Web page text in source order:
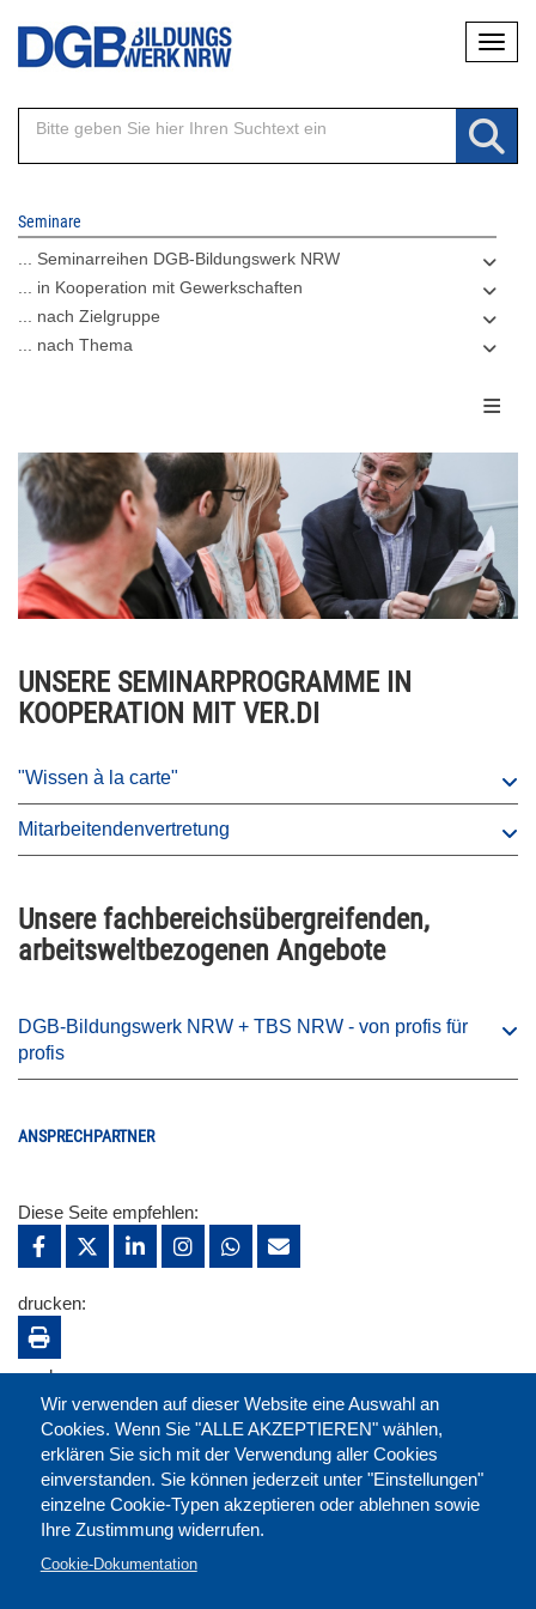
Direkt
Inhalt
Seminare
... Seminarreihen DGB-Bildungswerk NRW
... in Kooperation mit Gewerkschaften
... nach Zielgruppe
... nach Thema
UNSERE SEMINARPROGRAMME IN
KOOPERATION MIT VER.DI
"Wissen à la carte"
Mitarbeitendenvertretung
Unsere fachbereichsübergreifenden,
arbeitsweltbezogenen Angebote
DGB-Bildungswerk NRW + TBS NRW - von profis für
profis
Wir verwenden auf dieser Website eine Auswahl an
Cookies. Wenn Sie "ALLE AKZEPTIEREN" wählen,
erklären Sie sich mit der Verwendung aller Cookies
einverstanden. Sie können jederzeit unter "Einstellungen"
einzelne Cookie-Typen akzeptieren oder ablehnen sowie
Ihre Zustimmung widerrufen.
Cookie-Dokumentation
ANSPRECHPARTNER
Diese Seite empfehlen:
drucken:
merken: